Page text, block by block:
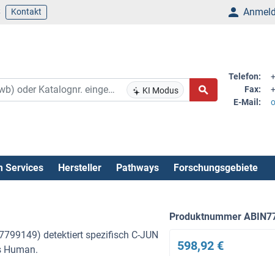
Kontakt
KI Modus
Telefon:
Fax:
E-Mail:
Services Hersteller Pathways Forschungsgebiete
detektiert spezifisch C-JUN
Human.
Produktnummer
598,92 €